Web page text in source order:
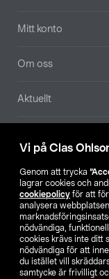
Vi på Clas
Genom att trycka
lagrar cookies och
cookiepolicy för att
analysera
nödvändiga,
cookies krävs inte ditt
nödvändiga för att
du istället vill
samtycke är frivilligt
Mitt konto
Om oss
Aktuellt